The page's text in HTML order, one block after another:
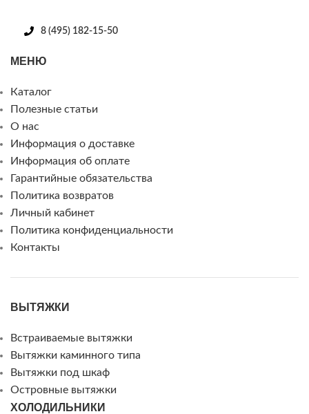
8 (495) 182-15-50
МЕНЮ
Каталог
Полезные статьи
О нас
Информация о доставке
Информация об оплате
Гарантийные обязательства
Политика возвратов
Личный кабинет
Политика конфиденциальности
Контакты
ВЫТЯЖКИ
Встраиваемые вытяжки
Вытяжки каминного типа
Вытяжки под шкаф
Островные вытяжки
ХОЛОДИЛЬНИКИ